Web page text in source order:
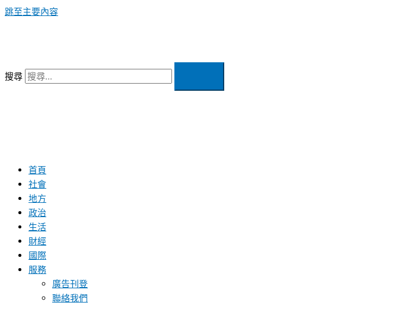
跳至主要內容
搜尋
首頁
社會
地方
政治
生活
財經
國際
服務
廣告刊登
聯絡我們